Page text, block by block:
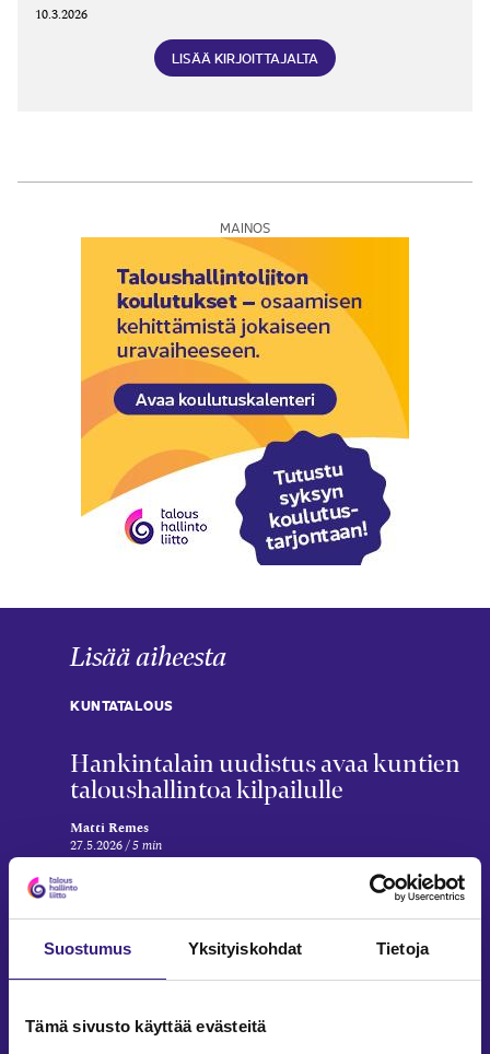
Suostumus Yksityiskohdat Tietoja
Tämä sivusto käyttää evästeitä
10.3.2026
LISÄÄ KIRJOITTAJALTA
MAINOS
Lisää aiheesta
KUNTATALOUS
Hankintalain uudistus avaa kuntien
taloushallintoa kilpailulle
Matti Remes
27.5.2026 5 min
KUNTATALOUS
Testaa tietosi kuntien ja
hyvinvointialueiden kirjanpidosta ja
2.3.2026 3 min